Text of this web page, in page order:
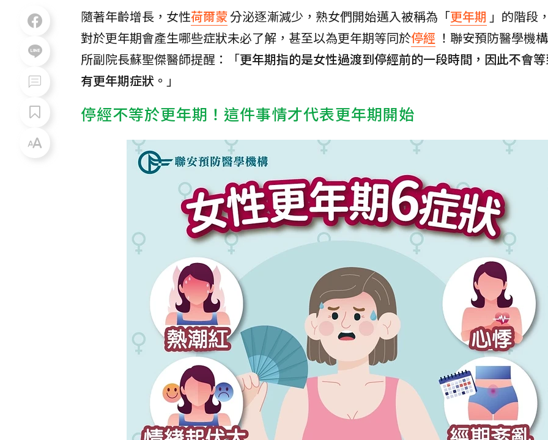
隨著年齡增長，女性荷爾蒙分泌逐漸減少，熟女們開始邁入被稱為「更年期 」的階段
對於更年期會產生哪些症狀未必了解，甚至以為更年期等同於停經 ！聯安預防醫學機
所副院長蘇聖傑醫師提醒：「更年期指的是女性過渡到停經前的一段時間，因此不會
有更年期症狀。 」
停經不等於更年期！這件事情才代表更年期開始